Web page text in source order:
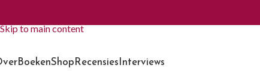
Skip to main content
BoekenShop Recensies Interviews